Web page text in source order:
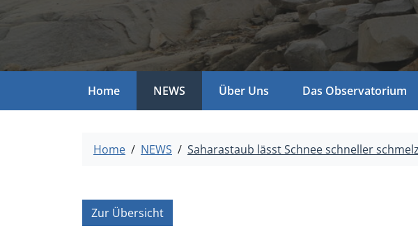
Home NEWS Über Uns Das Observatorium
Home NEWS Saharastaub lässt Schnee schneller
Zur Übersicht